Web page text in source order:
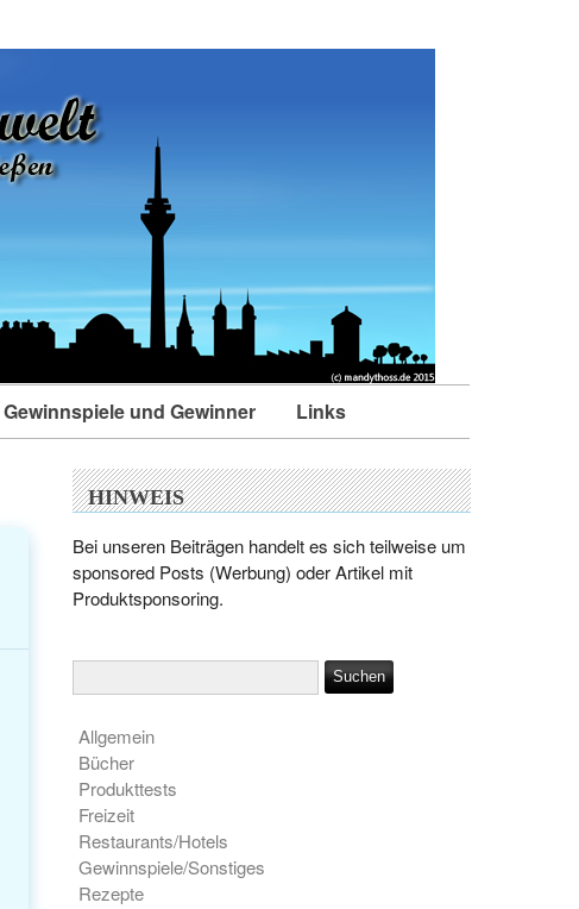
Gewinnspiele und Gewinner Links
HINWEIS
Bei unseren Beiträgen handelt es sich teilweise um
sponsored Posts (Werbung) oder Artikel mit
Produktsponsoring.
Allgemein
Bücher
Produkttests
Freizeit
Restaurants/Hotels
Gewinnspiele/Sonstiges
Rezepte